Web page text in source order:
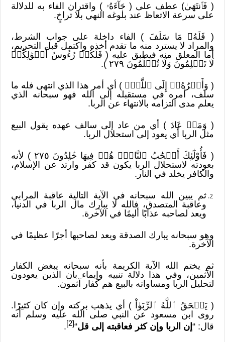
( فَٱنتَهَىٰ) عطف على ( جَآءَهُۥ ) واقتران الفاء به للدلالة
على سرعة الاتعاظ عند بلوغه النهي بلا تراخٍ.
( فَلَهُۥ مَا سَلَفَ ) الفاء داخلة على جواب الشرط،
والمراد لا يسترد منه ما تقدم أخذه واكتمل قبل التحريم،
أما المعلق منه فيطبق عليه ( فَلَكُمۡ رُءُوسُ أَمۡوَٰلِكُمۡ
لَا تَظۡلِمُونَ وَلَا تُظۡلَمُونَ ٢٧٩ ).
( وَأَمۡرُهُۥٓ إِلَى ٱللَّهِۖ ) أي أمر هذا الذي انتهى فله ما
سلف، أمره في مستقبله إلى الله فهو سبحانه الذي
يعلم مدى التزامه بالانتهاء عن الربا.
( وَمَنۡ عَادَ ) أي من عاد إلى سالف عهده يقول البيع
مثل الربا أي يعود إلى استحلال الربا.
( فَأُوْلَٰٓئِكَ أَصۡحَٰبُ ٱلنَّارِۖ هُمۡ فِيهَا خَٰلِدُونَ ٢٧٥ ) لأنه
بعودته لاستحلال الربا يكون قد كفر وارتد عن الإسلام،
والكافر يخلد في النار.
ثم يبين الله سبحانه في الآية التالية عاقبة المرابي
وعاقبة المتصدق، فالله لا يبارك مال الربا في الدنيا،
ويعد لصاحبه عذابًا أليمًا في الآخرة.
وهو سبحانه يبارك الصدقة ويعد لصاحبها أجرًا عظيمًا في
الآخرة.
ثم يختم الله الآية الكريمة بأنه سبحانه يبغض الكفار
الآثمين، وفي هذا دلالة تنبيه وإيماء بأن الذين يعودون
لتحليل الربا ومساواته بالبيع هم كفار آثمون.
( يَمۡحَقُ ٱللَّهُ ٱلرِّبَوٰاْ ) أي يذهب بركته وإن كان كثيرًا.
روى ابن مسعود عن النبي صلى الله عليه وسلم أنه
قال: “ إن الربا وإن كثر فعاقبته إلى قل“
[2]
.